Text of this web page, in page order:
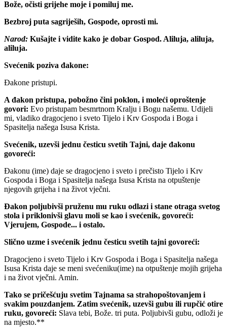
Bože, očisti grijehe moje i pomiluj me.
Bezbroj puta sagriješih, Gospode, oprosti mi.
Narod: Kušajte i vidite kako je dobar Gospod. Aliluja, aliluja,
aliluja.
Svećenik poziva đakone:
Đakone pristupi.
A đakon pristupa, pobožno čini poklon, i moleći oproštenje
govori: Evo pristupam besmrtnom Kralju i Bogu našemu. Udijeli
mi, vladiko dragocjeno i sveto Tijelo i Krv Gospoda i Boga i
Spasitelja našega Isusa Krista.
Svećenik, uzevši jednu česticu svetih Tajni, daje đakonu
govoreći:
Đakonu (ime) daje se dragocjeno i sveto i prečisto Tijelo i Krv
Gospoda i Boga i Spasitelja našega Isusa Krista na otpuštenje
njegovih grijeha i na život vječni.
Đakon poljubivši pruženu mu ruku odlazi i stane otraga svetog
stola i priklonivši glavu moli se kao i svećenik, govoreći:
Vjerujem, Gospode... i ostalo.
Slično uzme i svećenik jednu česticu svetih tajni govoreći:
Dragocjeno i sveto Tijelo i Krv Gospoda i Boga i Spasitelja našega
Isusa Krista daje se meni svećeniku(ime) na otpuštenje mojih grijeha
i na život vječni. Amin.
Tako se pričešćuju svetim Tajnama sa strahopoštovanjem i
svakim pouzdanjem. Zatim svećenik, uzevši gubu ili rupčić otire
ruku, govoreći: Slava tebi, Bože. tri puta. Poljubivši gubu, odloži je
na mjesto.**